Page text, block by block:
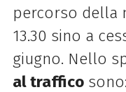
percorso della
13.30 sino a
giugno. Nello
al trafficosono: